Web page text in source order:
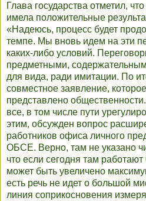
Глава государства отметил,
имела положительные
«Надеюсь, процесс будет
темпе. Мы вновь идем на эти
каких-либо условий.
предметными,
для вида, ради имитации. По
совместное заявление,
представлено
все, в том числе пути
этим, обсужден вопрос
работников офиса личного
ОБСЕ. Верно, там не указано
что если сегодня там
может быть увеличено
есть речь не идет о большой
линия соприкосновения